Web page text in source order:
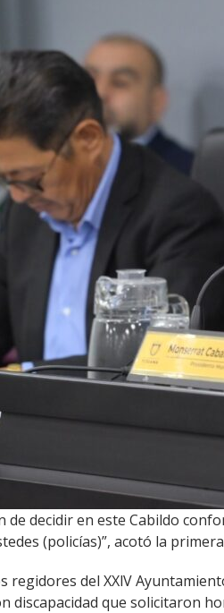
de decidir en este Cabildo
(policías)”, acotó la
regidores del XXlV
discapacidad que solicitaron